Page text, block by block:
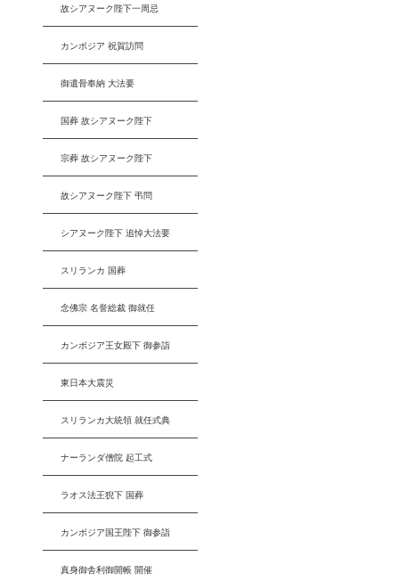
故シアヌーク陛下一周忌
カンボジア 祝賀訪問
御遺骨奉納 大法要
国葬 故シアヌーク陛下
宗葬 故シアヌーク陛下
故シアヌーク陛下 弔問
シアヌーク陛下 追悼大法要
スリランカ 国葬
念佛宗 名誉総裁 御就任
カンボジア王女殿下 御参詣
東日本大震災
スリランカ大統領 就任式典
ナーランダ僧院 起工式
ラオス法王猊下 国葬
カンボジア国王陛下 御参詣
真身御舎利御開帳 開催